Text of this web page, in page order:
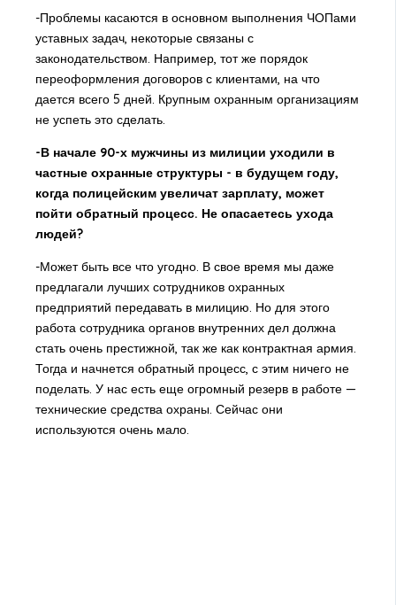
-Проблемы касаются в основном выполнения ЧОПами
уставных задач, некоторые связаны с
законодательством. Например, тот же порядок
переоформления договоров с клиентами, на что
дается всего 5 дней. Крупным охранным организациям
не успеть это сделать.
-В начале 90-х мужчины из милиции уходили в
частные охранные структуры - в будущем году,
когда полицейским увеличат зарплату, может
пойти обратный процесс. Не опасаетесь ухода
людей?
-Может быть все что угодно. В свое время мы даже
предлагали лучших сотрудников охранных
предприятий передавать в милицию. Но для этого
работа сотрудника органов внутренних дел должна
стать очень престижной, так же как контрактная армия.
Тогда и начнется обратный процесс, с этим ничего не
поделать. У нас есть еще огромный резерв в работе —
технические средства охраны. Сейчас они
используются очень мало.